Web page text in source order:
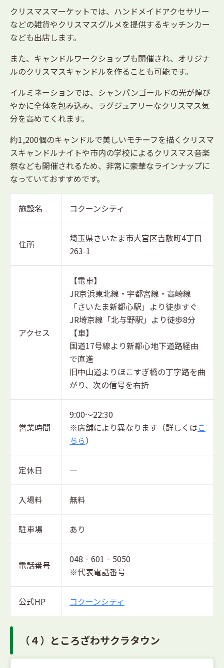
クリスマスマーケットでは、ハンドメイドアクセサリー
などの雑貨やクリスマスグルメを提供するキッチンカー
なども出店します。
また、キャンドルワークショップも開催され、オリジナ
ルのクリスマスキャンドルを作ることも可能です。
イルミネーションでは、シャンパンゴールドの光が煌び
やかに全体を包み込み、ラグジュアリーなクリスマス気
分を高めてくれます。
約1,200個のキャンドルで美しいモチーフを描くクリスマ
スキャンドルナイトや市内の学校によるクリスマス音楽
祭なども開催されるため、非常に豪華なラインナップに
なっていておすすめです。
施設名 コクーンシティ
住所
埼玉県さいたま市大宮区吉敷町4丁目
263-1
アクセス
【電車】
JR京浜東北線・宇都宮線・高崎線
「さいたま新都心駅」より徒歩すぐ
JR埼京線「北与野駅」より徒歩8分
【車】
国道17号線より新都心地下道路経由
で直進
旧中山道よりほこすぎ橋の丁字路を曲
がり、次の信号を右折
営業時間
9:00～22:30
※店舗により異なります（詳しくはこ
ちら）
定休日 ―
入場料 無料
駐車場 あり
電話番号
048‐601‐5050
※代表電話番号
公式HP コクーンシティ
（４）ところざわサクラタウン